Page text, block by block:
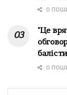
0
"Це
0